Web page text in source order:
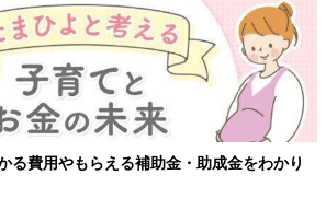
る費用やもらえる補助金・助成金をわかり